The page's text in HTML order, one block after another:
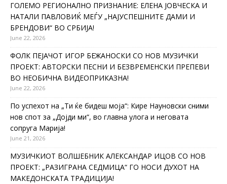
ГОЛЕМО РЕГИОНАЛНО ПРИЗНАНИЕ: ЕЛЕНА ЈОВЧЕСКА И
НАТАЛИ ПАВЛОВИЌ МЕЃУ „НАЈУСПЕШНИТЕ ДАМИ И
БРЕНДОВИ“ ВО СРБИЈА!
June 22, 2026
ФОЛК ПЕЈАЧОТ ИГОР БЕЖАНОСКИ СО НОВ МУЗИЧКИ
ПРОЕКТ: АВТОРСКИ ПЕСНИ И БЕЗВРЕМЕНСКИ ПРЕПЕВИ
ВО НЕОБИЧНА ВИДЕОПРИКАЗНА!
June 22, 2026
По успехот на „Ти ќе бидеш моја“: Кире Науновски сними
нов спот за „Дојди ми“, во главна улога и неговата
сопруга Марија!
June 21, 2026
МУЗИЧКИОТ ВОЛШЕБНИК АЛЕКСАНДАР ИЦОВ СО НОВ
ПРОЕКТ: „РАЗИГРАНА СЕДМИЦА“ ГО НОСИ ДУХОТ НА
МАКЕДОНСКАТА ТРАДИЦИЈА!